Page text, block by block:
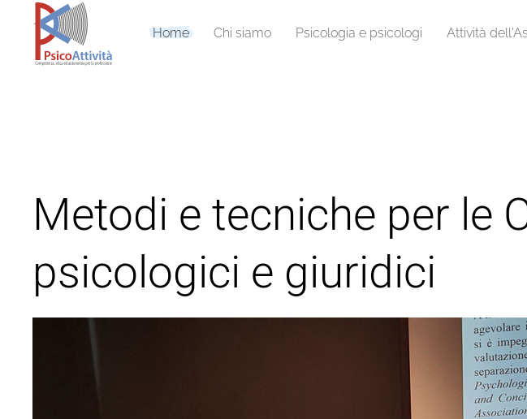
Home Chi siamo Psicologia e psicologi Attività
Metodi e tecniche per le
psicologici e giuridici